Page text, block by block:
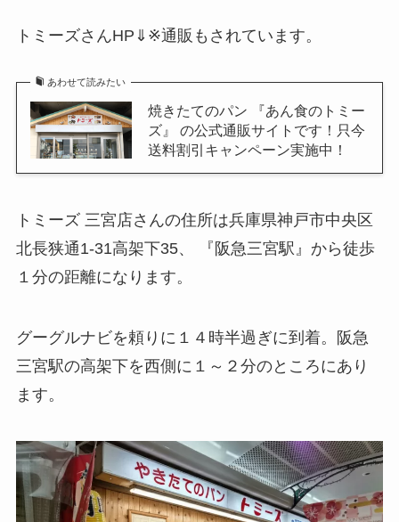
トミーズさんHP⇓※通販もされています。
あわせて読みたい
焼きたてのパン 『あん食のトミー
ズ』 の公式通販サイトです！只今
送料割引キャンペーン実施中！
トミーズ 三宮店さんの住所は兵庫県神戸市中央区
北長狭通1-31高架下35、 『阪急三宮駅』から徒歩
１分の距離になります。
グーグルナビを頼りに１４時半過ぎに到着。阪急
三宮駅の高架下を西側に１～２分のところにあり
ます。